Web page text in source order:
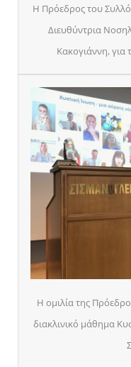
Η Πρόεδρος του
Διευθύντρια
Κακογιάννη, για
Η ομιλία της
διακλινικό μάθημα